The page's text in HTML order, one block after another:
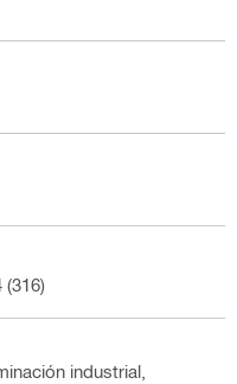
(316)
industrial,